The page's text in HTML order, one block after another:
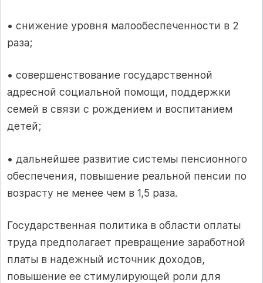
• снижение уровня малообеспеченности в 2
раза;
• совершенствование государственной
адресной социальной помощи, поддержки
семей в связи с рождением и воспитанием
детей;
• дальнейшее развитие системы пенсионного
обеспечения, повышение реальной пенсии по
возрасту не менее чем в 1,5 раза.
Государственная политика в области оплаты
труда предполагает превращение заработной
платы в надежный источник доходов,
повышение ее стимулирующей роли для